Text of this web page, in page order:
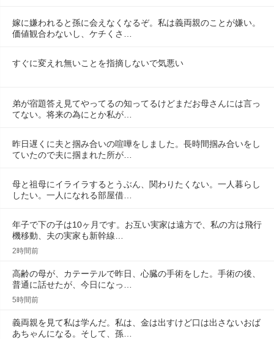
嫁に嫌われると孫に会えなくなるぞ。私は義両親のことが嫌い。
価値観合わないし、ケチくさ…
すぐに変えれ無いことを指摘しないで気悪い
弟が宿題答え見てやってるの知ってるけどまだお母さんには言っ
てない。将来の為にとか私が…
昨日遅くに夫と掴み合いの喧嘩をしました。長時間掴み合いをし
ていたので夫に掴まれた所が…
母と祖母にイライラするとうぶん、関わりたくない。一人暮らし
したい。一人になれる部屋借…
年子で下の子は10ヶ月です。お互い実家は遠方で、私の方は飛行
機移動、夫の実家も新幹線…
2時間前
高齢の母が、カテーテルで昨日、心臓の手術をした。手術の後、
普通に話せたが、今日になっ…
5時間前
義両親を見て私は学んだ。私は、金は出すけど口は出さないおば
あちゃんになる。そして、孫…